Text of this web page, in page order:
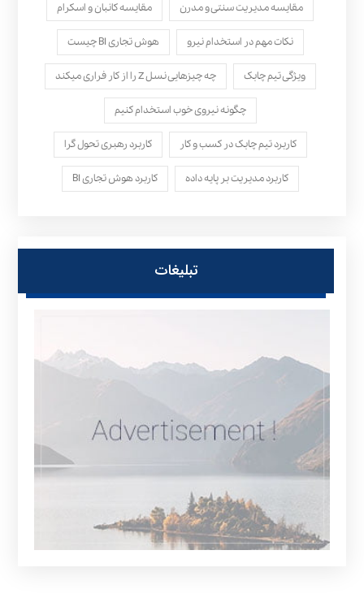
مقایسه مدیریت سنتی و مدرن مقایسه کانبان و اسکرام
نکات مهم در استخدام نیرو هوش تجاری BI چیست
ویژگی تیم چابک چه چیزهایی نسل Z را از کار فراری میکند
چگونه نیروی خوب استخدام کنیم
کاربرد تیم چابک در کسب و کار کاربرد رهبری تحول‌ گرا
کاربرد مدیریت بر پایه داده کاربرد هوش تجاری BI
تبلیغات